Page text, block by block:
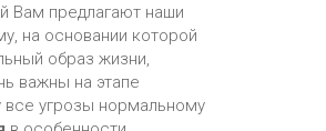
Вам предлагают наши
на основании которой
образ жизни,
важны на этапе
все угрозы нормальному